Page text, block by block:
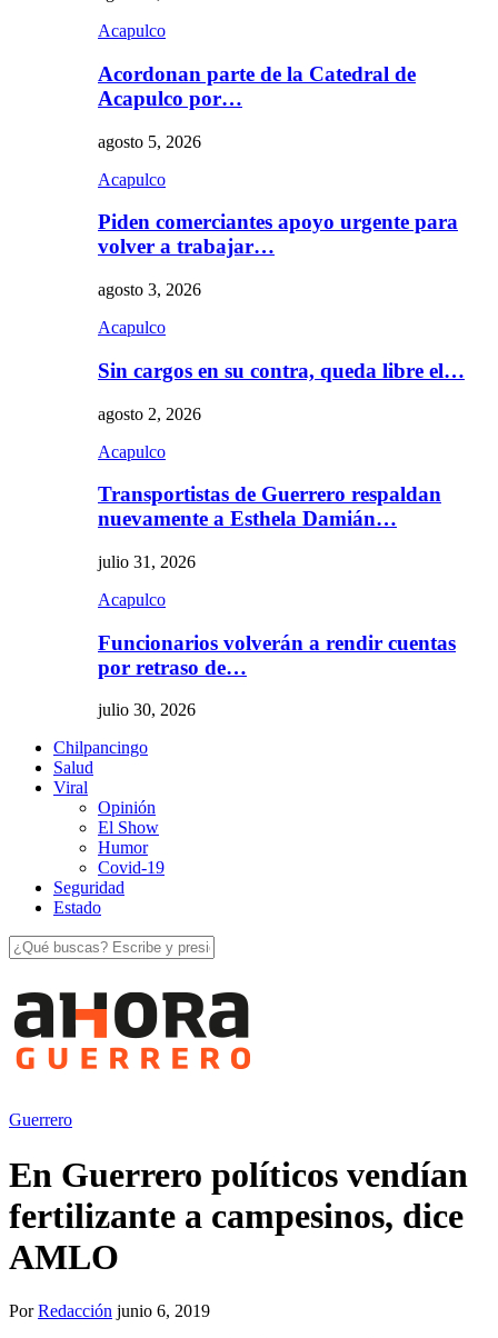
Acapulco
Acordonan parte de la Catedral de
Acapulco por…
agosto 5, 2026
Acapulco
Piden comerciantes apoyo urgente para
volver a trabajar…
agosto 3, 2026
Acapulco
Sin cargos en su contra, queda libre el…
agosto 2, 2026
Acapulco
Transportistas de Guerrero respaldan
nuevamente a Esthela Damián…
julio 31, 2026
Acapulco
Funcionarios volverán a rendir cuentas
por retraso de…
julio 30, 2026
Chilpancingo
Salud
Viral
Opinión
El Show
Humor
Covid-19
Seguridad
Estado
Guerrero
En Guerrero políticos vendían
fertilizante a campesinos, dice
AMLO
PorRedacción junio 6, 2019